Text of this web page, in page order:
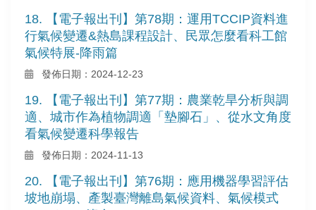
18. 【電子報出刊】第78期：運用TCCIP資料進
行氣候變遷&熱島課程設計、民眾怎麼看科工館
氣候特展-降雨篇
發佈日期：2024-12-23
19. 【電子報出刊】第77期：農業乾旱分析與調
適、城市作為植物調適「墊腳石」、從水文角度
看氣候變遷科學報告
發佈日期：2024-11-13
20. 【電子報出刊】第76期：應用機器學習評估
坡地崩塌、產製臺灣離島氣候資料、氣候模式